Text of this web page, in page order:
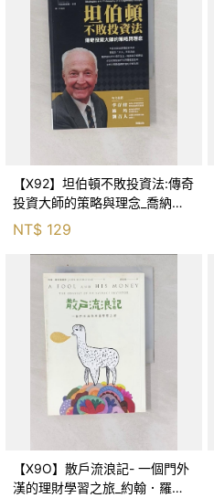
【X92】坦伯頓不敗投資法:傳奇
投資大師的策略與理念_喬納森
戴維斯
NT$ 129
【X9O】散戶流浪記- 一個門外
漢的理財學習之旅_約翰．羅斯